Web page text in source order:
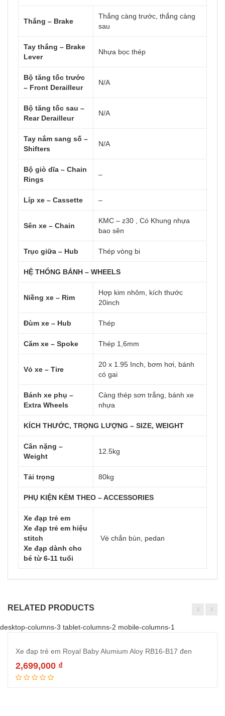
Thắng – Brake
Thắng càng trước, thắng càng
sau
Tay thắng – Brake
Lever
Nhựa bọc thép
Bộ tăng tốc trước
– Front Derailleur
N/A
Bộ tăng tốc sau –
Rear Derailleur
N/A
Tay nắm sang số –
Shifters
N/A
Bộ giò dĩa – Chain
Rings
–
Líp xe – Cassette –
Sên xe – Chain
KMC – z30 , Có Khung nhựa
bao sên
Trục giữa – Hub Thép vòng bi
HỆ THỐNG BÁNH – WHEELS
Niềng xe – Rim
Hợp kim nhôm, kích thước
20inch
Đùm xe – Hub Thép
Căm xe – Spoke Thép 1,6mm
Vỏ xe – Tire
20 x 1.95 Inch, bơm hơi, bánh
có gai
Bánh xe phụ –
Extra Wheels
Càng thép sơn trắng, bánh xe
nhựa
KÍCH THƯỚC, TRỌNG LƯỢNG – SIZE, WEIGHT
Cân nặng –
Weight
12.5kg
Tải trọng 80kg
PHỤ KIỆN KÈM THEO – ACCESSORIES
Xe đạp trẻ em
Xe đạp trẻ em hiệu
stitch
Xe đạp dành cho
bé từ 6-11 tuổi
Vè chắn bùn, pedan
RELATED PRODUCTS
desktop-columns-3 tablet-columns-2 mobile-columns-1
Xe đạp trẻ em Royal Baby Alumium Aloy RB16-B17 đen
2,699,000 ₫